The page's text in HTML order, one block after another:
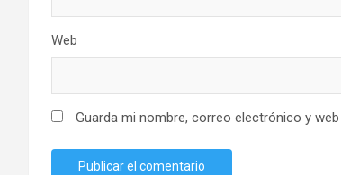
Web
Guarda mi nombre, correo electrónico y